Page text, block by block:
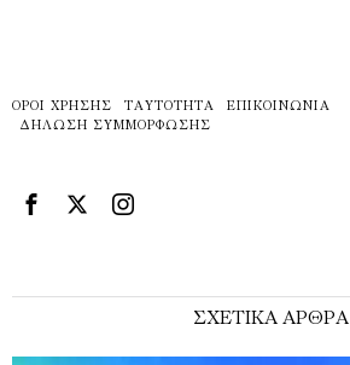
ΌΡΟΙ ΧΡΉΣΗΣ ΤΑΥΤΌΤΗΤΑ
ΕΠΙΚΟΙΝΩΝΊΑ
ΔΉΛΩΣΗ ΣΥΜΜΌΡΦΩΣΗΣ
ΣΧΕΤΙΚΑ ΑΡΘΡΑ